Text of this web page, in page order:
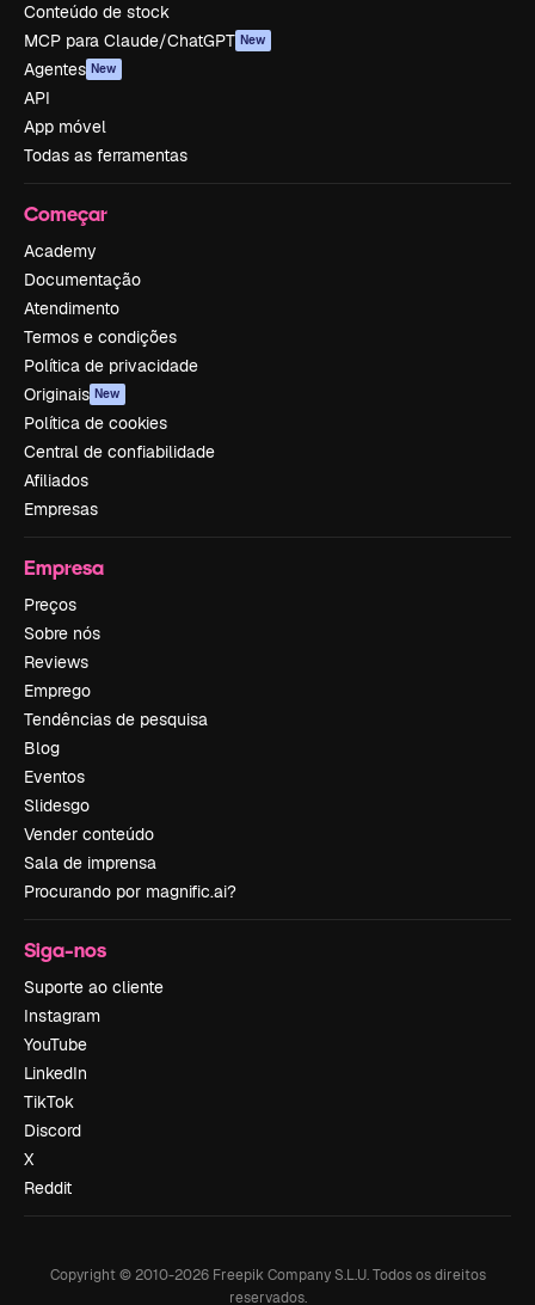
Conteúdo de stock
MCP para Claude/ChatGPT New
Agentes New
API
App móvel
Todas as ferramentas
Começar
Academy
Documentação
Atendimento
Termos e condições
Política de privacidade
Originais New
Política de cookies
Central de confiabilidade
Afiliados
Empresas
Empresa
Preços
Sobre nós
Reviews
Emprego
Tendências de pesquisa
Blog
Eventos
Slidesgo
Vender conteúdo
Sala de imprensa
Procurando por magnific.ai?
Siga-nos
Suporte ao cliente
Instagram
YouTube
LinkedIn
TikTok
Discord
X
Reddit
Copyright © 2010-2026Freepik Company S.L.U. Todos os direitos
reservados.